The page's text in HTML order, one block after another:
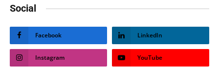
Social
Facebook LinkedIn
Instagram YouTube